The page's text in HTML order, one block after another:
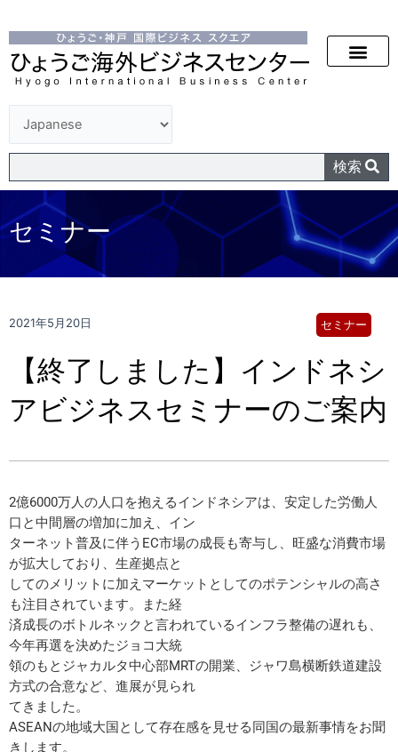
検索
セミナー
2021年5月20日 セミナー
【終了しました】インドネシ
アビジネスセミナーのご案内
2億6000万人の人口を抱えるインドネシアは、安定した労働人
口と中間層の増加に加え、イン
ターネット普及に伴うEC市場の成長も寄与し、旺盛な消費市場
が拡大しており、生産拠点と
してのメリットに加えマーケットとしてのポテンシャルの高さ
も注目されています。また経
済成長のボトルネックと言われているインフラ整備の遅れも、
今年再選を決めたジョコ大統
領のもとジャカルタ中心部MRTの開業、ジャワ島横断鉄道建設
方式の合意など、進展が見られ
てきました。
ASEANの地域大国として存在感を見せる同国の最新事情をお聞
きします。